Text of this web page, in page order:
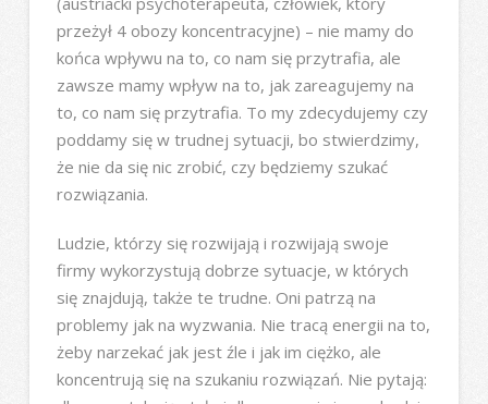
przeżył 4 obozy koncentracyjne) – nie mamy do
końca wpływu na to, co nam się przytrafia, ale
zawsze mamy wpływ na to, jak zareagujemy na
to, co nam się przytrafia. To my zdecydujemy czy
poddamy się w trudnej sytuacji, bo stwierdzimy,
że nie da się nic zrobić, czy będziemy szukać
rozwiązania.
Ludzie, którzy się rozwijają i rozwijają swoje
firmy wykorzystują dobrze sytuacje, w których
się znajdują, także te trudne. Oni patrzą na
problemy jak na wyzwania. Nie tracą energii na to,
żeby narzekać jak jest źle i jak im ciężko, ale
koncentrują się na szukaniu rozwiązań. Nie pytają: